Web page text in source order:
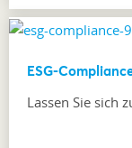
ESG-
Lassen Sie sich